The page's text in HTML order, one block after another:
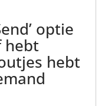
optie
hebt
hebt